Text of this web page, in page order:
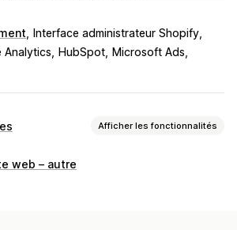
Interface administrateur Shopify
Analytics HubSpot
Microsoft Ads
Afficher les fonctionnalités
web – autre